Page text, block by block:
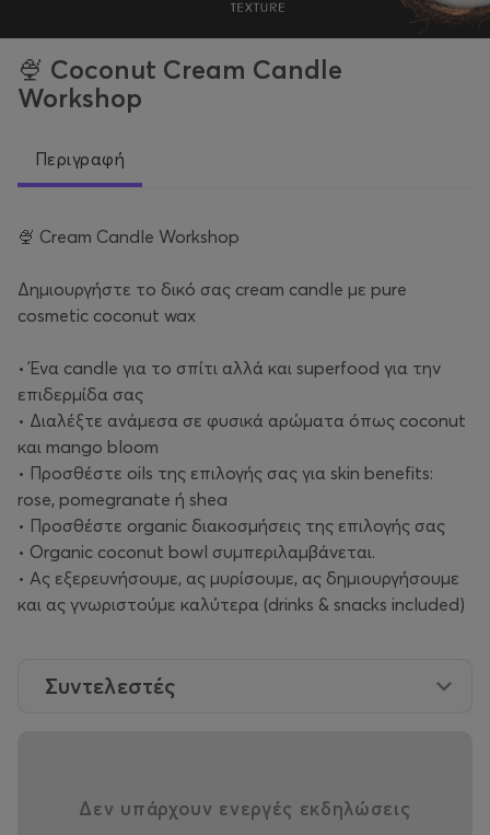
🍨 Coconut Cream Candle
Workshop
Περιγραφή
🍨 Cream Candle Workshop
Δημιουργήστε το δικό σας cream candle με pure
cosmetic coconut wax
• Ένα candle για το σπίτι αλλά και superfood για την
επιδερμίδα σας
• Διαλέξτε ανάμεσα σε φυσικά αρώματα όπως coconut
και mango bloom
• Προσθέστε oils της επιλογής σας για skin benefits:
rose, pomegranate ή shea
• Προσθέστε organic διακοσμήσεις της επιλογής σας
• Organic coconut bowl συμπεριλαμβάνεται.
• Ας εξερευνήσουμε, ας μυρίσουμε, ας δημιουργήσουμε
και ας γνωριστούμε καλύτερα (drinks & snacks included)
Συντελεστές
Δεν υπάρχουν ενεργές εκδηλώσεις